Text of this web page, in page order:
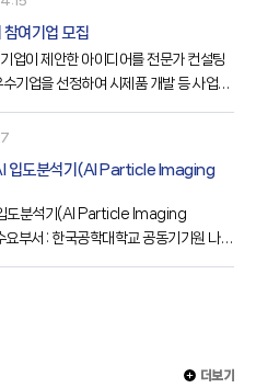
여기업 모집
업이 제안한 아이디어를 전문가 컨설팅
기업을 선정하여 시제품 개발 등 사업화
품·장비 기업을 대상으로 「시흥바이오
. 사업대상○ 관내외 바이오 분야로 업종
업다. 사업내용○ 제안 아이디어 고도화
입도분석기(Al Particle Imaging
더보기